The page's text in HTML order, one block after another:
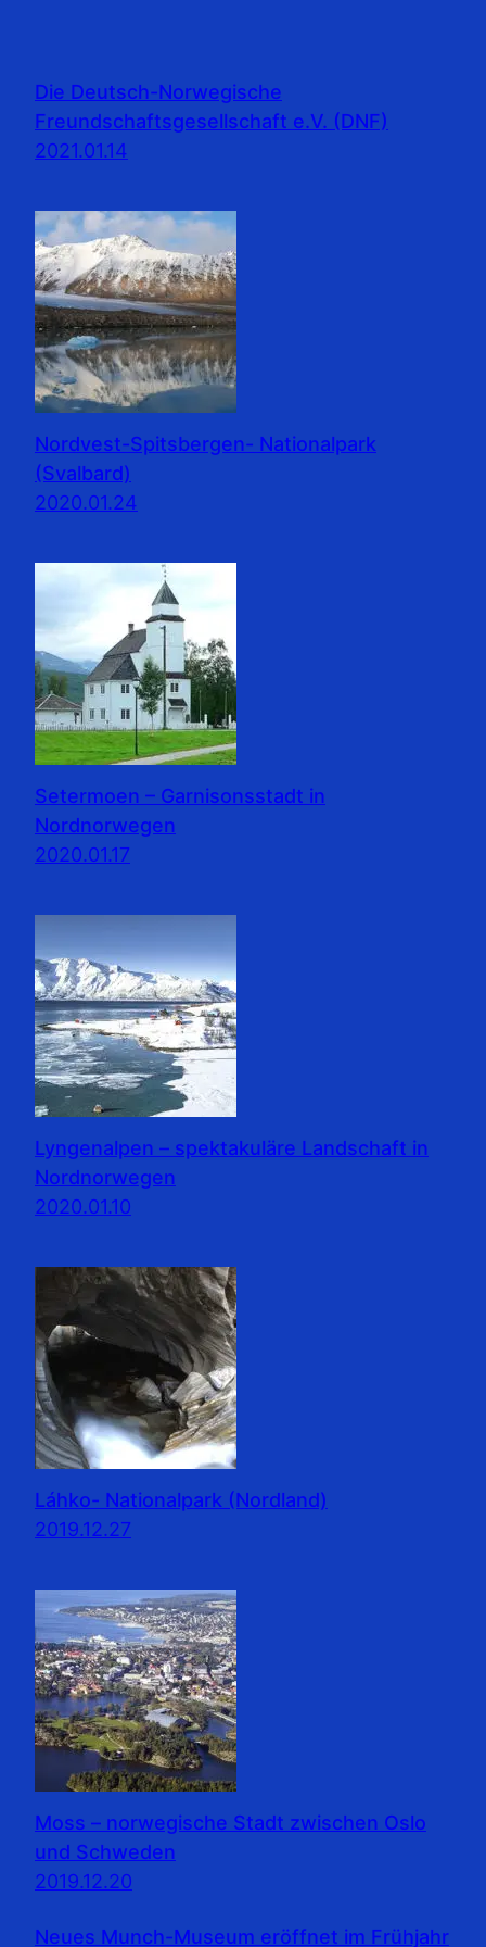
Die Deutsch-Norwegische
Freundschaftsgesellschaft e.V. (DNF)
2021.01.14
Nordvest-Spitsbergen- Nationalpark
(Svalbard)
2020.01.24
Setermoen – Garnisonsstadt in
Nordnorwegen
2020.01.17
Lyngenalpen – spektakuläre Landschaft in
Nordnorwegen
2020.01.10
Láhko- Nationalpark (Nordland)
2019.12.27
Moss – norwegische Stadt zwischen Oslo
und Schweden
2019.12.20
Neues Munch-Museum eröffnet im Frühjahr